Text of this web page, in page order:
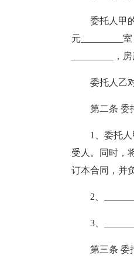
委托人甲
元_________
_________，
委托人乙
第二条 委
1、委托
受人。同时，
订本合同，并
2、
3、
第三条 委